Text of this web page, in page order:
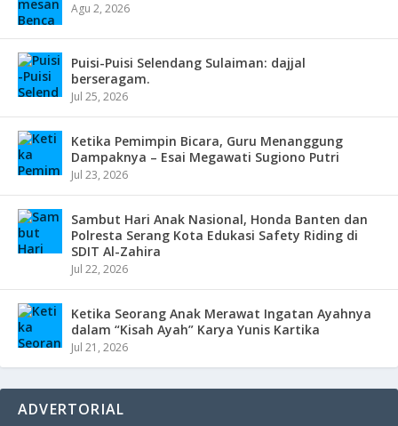
Agu 2, 2026
Puisi-Puisi Selendang Sulaiman: dajjal
berseragam.
Jul 25, 2026
Ketika Pemimpin Bicara, Guru Menanggung
Dampaknya – Esai Megawati Sugiono Putri
Jul 23, 2026
Sambut Hari Anak Nasional, Honda Banten dan
Polresta Serang Kota Edukasi Safety Riding di
SDIT Al-Zahira
Jul 22, 2026
Ketika Seorang Anak Merawat Ingatan Ayahnya
dalam “Kisah Ayah” Karya Yunis Kartika
Jul 21, 2026
ADVERTORIAL